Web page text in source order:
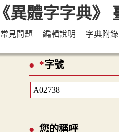
常見問題 編輯說明 字典附錄
*字號
您的稱呼